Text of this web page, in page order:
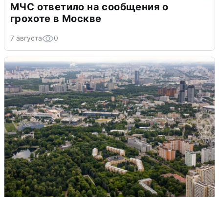
МЧС ответило на сообщения о
грохоте в Москве
7 августа 0